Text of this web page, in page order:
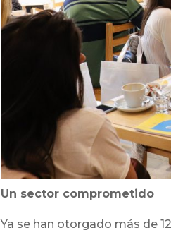
Un sector comprometido
Ya se han otorgado más de